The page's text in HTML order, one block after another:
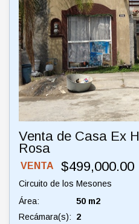
Venta de Casa Ex
Rosa
VENTA $499,000.00
Circuito de los Mesones
Área:
50 m2
Recámara(s):
2